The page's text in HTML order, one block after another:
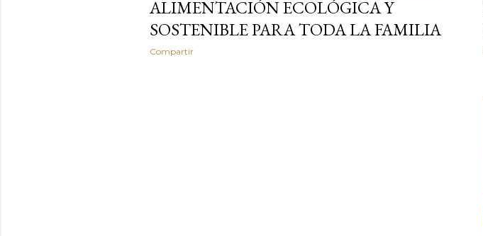
ALIMENTACIÓN ECOLÓGICA Y
SOSTENIBLE PARA TODA LA FAMILIA
Compartir